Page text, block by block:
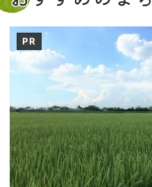
PR